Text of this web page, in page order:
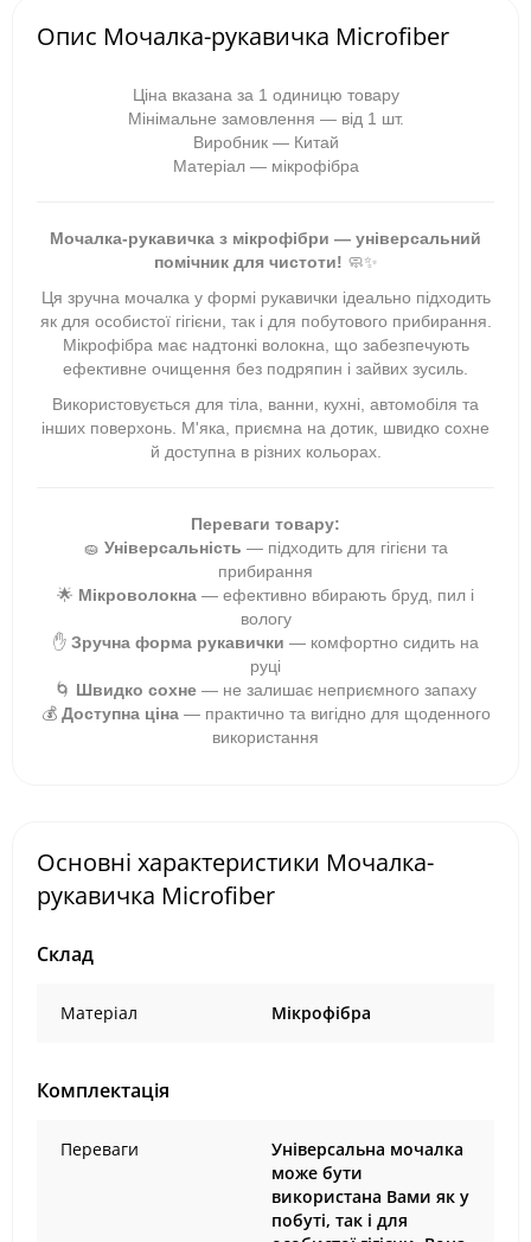
Опис Мочалка-рукавичка Microfiber
Ціна вказана за 1 одиницю товару
Мінімальне замовлення — від 1 шт.
Виробник — Китай
Матеріал — мікрофібра
Мочалка-рукавичка з мікрофібри — універсальний
помічник для чистоти! 🧼✨
Ця зручна мочалка у формі рукавички ідеально підходить
як для особистої гігієни, так і для побутового прибирання.
Мікрофібра має надтонкі волокна, що забезпечують
ефективне очищення без подряпин і зайвих зусиль.
Використовується для тіла, ванни, кухні, автомобіля та
інших поверхонь. М'яка, приємна на дотик, швидко сохне
й доступна в різних кольорах.
Переваги товару:
🧽 Універсальність — підходить для гігієни та
прибирання
🌟 Мікроволокна — ефективно вбирають бруд, пил і
вологу
✋ Зручна форма рукавички — комфортно сидить на
руці
🌀 Швидко сохне — не залишає неприємного запаху
💰 Доступна ціна— практично та вигідно для щоденного
використання
Основні характеристики Мочалка-
рукавичка Microfiber
Склад
Матеріал Мікрофібра
Комплектація
Переваги
Універсальна мочалка
може бути
використана Вами як у
побуті, так і для